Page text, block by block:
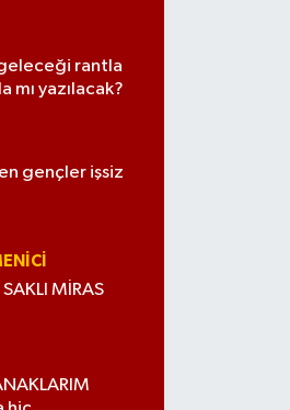
rantla
mı yazılacak?
gençler işsiz
MİRAS